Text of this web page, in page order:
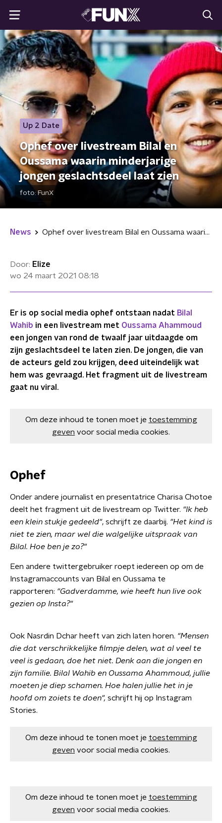
Up 2 Date
Ophef over livestream Bilal en
Oussama waarin minderjarige
jongen geslachtsdeel laat zien
foto: FunX
News Ophef over livestream Bilal en Oussama waarin minderjarige jongen geslachtsdeel laat zien
Door: Elize
wo 24 maart 2021 08:18
Er is op social media ophef ontstaan nadat Bilal
Wahib in een livestream met Oussama Ahammoud
een jongen van rond de twaalf jaar uitdaagde om
zijn geslachtsdeel te laten zien. De jongen, die van
de acteurs geld zou krijgen, deed uiteindelijk wat
hem was gevraagd. Het fragment uit de livestream
gaat nu viral.
Om deze inhoud te tonen moet je toestemming
geven voor social media cookies.
Ophef
Onder andere journalist en presentatrice Charisa Chotoe
deelt het fragment uit de livestream op Twitter. "Ik heb
een klein stukje gedeeld", schrijft ze daarbij. "Het kind is
niet te zien, maar wel die walgelijke uitspraak van
Bilal. Hoe ben je zo?"
Een andere twittergebruiker roept iedereen op om de
Instagramaccounts van Bilal en Oussama te
rapporteren: "Gadverdamme, wie heeft hun live ook
gezien op Insta?"
Ook Nasrdin Dchar heeft van zich laten horen. "Mensen
die dat verschrikkelijke filmpje delen, wat al veel te
veel is gedaan, doe het niet. Denk aan die jongen en
zijn familie. Bilal Wahib en Oussama Ahammoud, jullie
moeten je diep schamen. Hoe halen jullie het in je
hoofd om zoiets te doen", schrijft hij op Instagram
Stories.
Om deze inhoud te tonen moet je toestemming
geven voor social media cookies.
Om deze inhoud te tonen moet je toestemming
geven voor social media cookies.